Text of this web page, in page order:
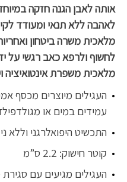
אותה לאבן הגנה חזקה
לאהבה ללא תנאי ומעודד
מלאכית משרה ביטחון
לחשוף ולרפא כאב רגשי על
מלאכית משפרת אינטואיציה
עמידים במים או
התכשיט היפואלרגני וללא
קוטר חישוק: 2.2 ס”מ
העגילים מגיעים עם